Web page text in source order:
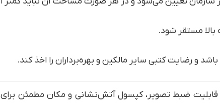
بالا مستقر شود.
و رضایت کتبی سایر مالکین و بهره‌برداران را اخذ کند.
قابلیت ضبط تصویر، کپسول آتش‌نشانی و مکان مطمئن برای